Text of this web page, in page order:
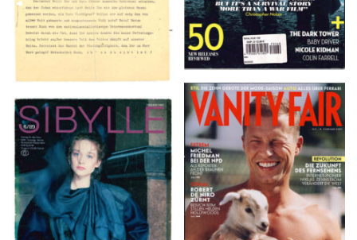
VANITY FAIR – Nr. 7 –
8. Februar 2007
SIBYLLE 6/89